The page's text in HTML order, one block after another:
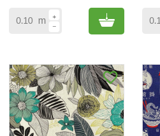
m Add to cart
favorite_border